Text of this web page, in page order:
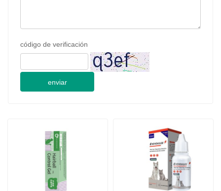
código de verificación
enviar